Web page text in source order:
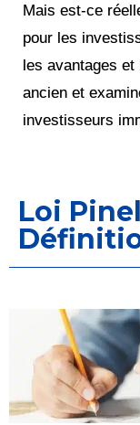
Mais est-ce
pour les
les avantages
ancien et
investisseurs
Loi